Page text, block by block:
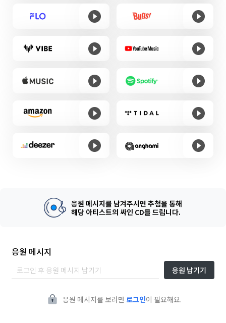
응원 메시지를 남겨주시면 추첨을 통해
해당 아티스트의 싸인 CD를 드립니다.
응원 메시지
응원 남기기
응원 메시지를 보려면 로그인이 필요해요.